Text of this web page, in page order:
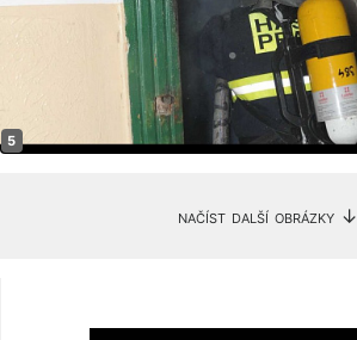
načíst další obrázky ↓